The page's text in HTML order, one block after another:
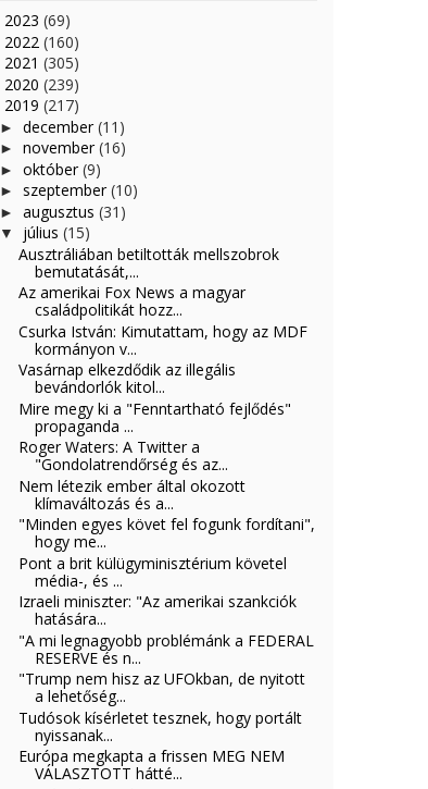
2023 (69)
2022 (160)
2021 (305)
2020 (239)
2019 (217)
► december (11)
► november (16)
► október (9)
► szeptember (10)
► augusztus (31)
▼ július (15)
Ausztráliában betiltották mellszobrok
bemutatását,...
Az amerikai Fox News a magyar
családpolitikát hozz...
Csurka István: Kimutattam, hogy az MDF
kormányon v...
Vasárnap elkezdődik az illegális
bevándorlók kitol...
Mire megy ki a "Fenntartható fejlődés"
propaganda ...
Roger Waters: A Twitter a
"Gondolatrendőrség és az...
Nem létezik ember által okozott
klímaváltozás és a...
"Minden egyes követ fel fogunk fordítani",
hogy me...
Pont a brit külügyminisztérium követel
média-, és ...
Izraeli miniszter: "Az amerikai szankciók
hatására...
"A mi legnagyobb problémánk a FEDERAL
RESERVE és n...
"Trump nem hisz az UFOkban, de nyitott
a lehetőség...
Tudósok kísérletet tesznek, hogy portált
nyissanak...
Európa megkapta a frissen MEG NEM
VÁLASZTOTT hátté...